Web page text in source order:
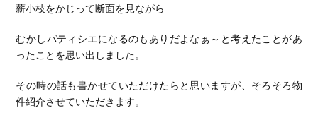
薪小枝をかじって断面を見ながら
むかしパティシエになるのもありだよなぁ～と考えたことがあ
ったことを思い出しました。
その時の話も書かせていただけたらと思いますが、そろそろ物
件紹介させていただきます。